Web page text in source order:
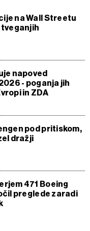
na Wall Streetu
napoved
- poganja jih
in ZDA
pod pritiskom,
dražji
471 Boeing
preglede zaradi